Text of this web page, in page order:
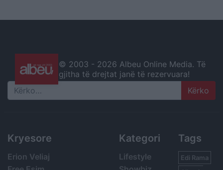
© 2003 - 2026 Albeu Online Media. Të
gjitha të drejtat janë të rezervuara!
Search
Kryesore
Erion Veliaj
Kategori
Lifestyle
Tags
Edi Rama